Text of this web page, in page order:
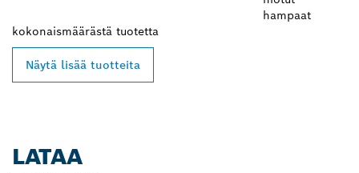
hampaat
kokonaismäärästä tuotetta
Näytä lisää tuotteita
LATAA